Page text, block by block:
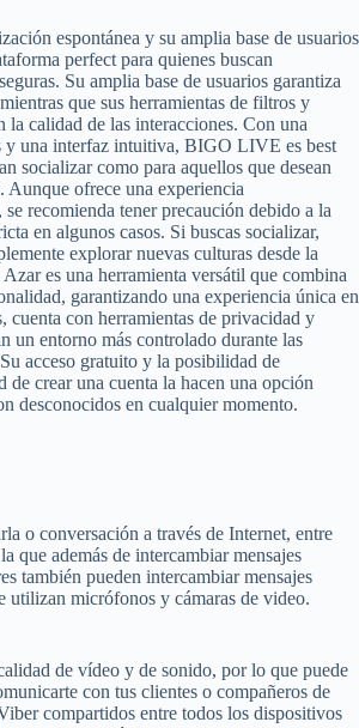
espontánea y su amplia base de usuarios
perfect para quienes buscan
Su amplia base de usuarios garantiza
que sus herramientas de filtros y
la calidad de las interacciones. Con una
y una interfaz intuitiva, BIGO LIVE es best
socializar como para aquellos que desean
Aunque ofrece una experiencia
recomienda tener precaución debido a la
en algunos casos. Si buscas socializar,
explorar nuevas culturas desde la
es una herramienta versátil que combina
garantizando una experiencia única en
cuenta con herramientas de privacidad y
un entorno más controlado durante las
acceso gratuito y la posibilidad de
de crear una cuenta la hacen una opción
desconocidos en cualquier momento.
o conversación a través de Internet, entre
que además de intercambiar mensajes
también pueden intercambiar mensajes
utilizan micrófonos y cámaras de video.
de vídeo y de sonido, por lo que puede
con tus clientes o compañeros de
compartidos entre todos los dispositivos